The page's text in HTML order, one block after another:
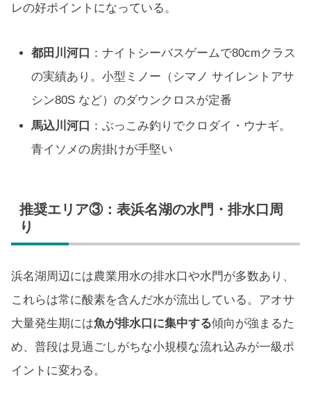
レの好ポイントになっている。
都田川河口 ：ナイトシーバスゲームで80cmクラス
の実績あり。小型ミノー（シマノ サイレントアサ
シン80S など）のダウンクロスが定番
馬込川河口 ：ぶっこみ釣りでクロダイ・ウナギ。
青イソメの房掛けが手堅い
推奨エリア③：表浜名湖の水門・排水口周
り
浜名湖周辺には農業用水の排水口や水門が多数あり、
これらは常に酸素を含んだ水が流出している。アオサ
大量発生期には魚が排水口に集中する傾向が強まるた
め、普段は見過ごしがちな小規模な流れ込みが一級ポ
イントに変わる。